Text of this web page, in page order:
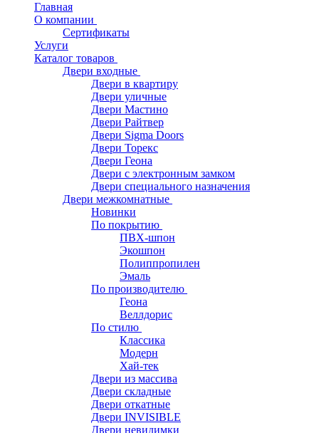
Главная
О компании
Сертификаты
Услуги
Каталог товаров
Двери входные
Двери в квартиру
Двери уличные
Двери Мастино
Двери Райтвер
Двери Sigma Doors
Двери Торекс
Двери Геона
Двери с электронным замком
Двери специального назначения
Двери межкомнатные
Новинки
По покрытию
ПВХ-шпон
Экошпон
Полиппропилен
Эмаль
По производителю
Геона
Веллдорис
По стилю
Классика
Модерн
Хай-тек
Двери из массива
Двери складные
Двери откатные
Двери INVISIBLE
Двери невидимки